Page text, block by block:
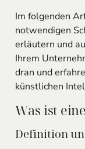
Im folgenden
notwendigen
erläutern und
Ihrem
dran und
künstlichen
Was ist
Definition